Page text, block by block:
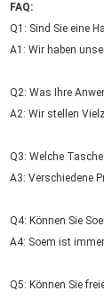
FAQ:
Q1: Sind Sie eine
A1: Wir haben
Q2: Was Ihre
A2: Wir stellen
Q3: Welche
A3: Verschiedene
Q4: Können Sie
A4: Soem ist
Q5: Können Sie